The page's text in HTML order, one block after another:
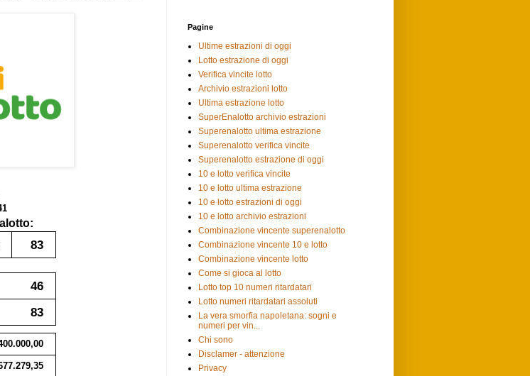
83
46
83
Pagine
Ultime estrazioni di oggi
Lotto estrazione di oggi
Verifica vincite lotto
Archivio estrazioni lotto
Ultima estrazione lotto
SuperEnalotto archivio estrazioni
Superenalotto ultima estrazione
Superenalotto verifica vincite
Superenalotto estrazione di oggi
10 e lotto verifica vincite
10 e lotto ultima estrazione
10 e lotto estrazioni di oggi
10 e lotto archivio estrazioni
Combinazione vincente superenalotto
Combinazione vincente 10 e lotto
Combinazione vincente lotto
Come si gioca al lotto
Lotto top 10 numeri ritardatari
Lotto numeri ritardatari assoluti
La vera smorfia napoletana: sogni e
numeri per vin...
Chi sono
Disclamer - attenzione
Privacy